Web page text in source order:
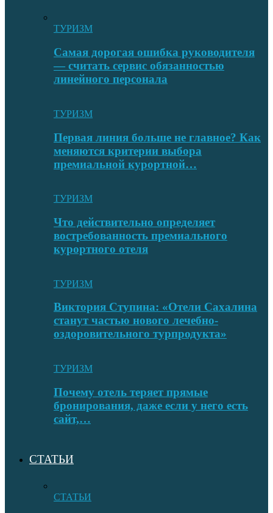
ТУРИЗМ
Самая дорогая ошибка руководителя
— считать сервис обязанностью
линейного персонала
ТУРИЗМ
Первая линия больше не главное? Как
меняются критерии выбора
премиальной курортной…
ТУРИЗМ
Что действительно определяет
востребованность премиального
курортного отеля
ТУРИЗМ
Виктория Ступина: «Отели Сахалина
станут частью нового лечебно-
оздоровительного турпродукта»
ТУРИЗМ
Почему отель теряет прямые
бронирования, даже если у него есть
сайт,…
СТАТЬИ
СТАТЬИ